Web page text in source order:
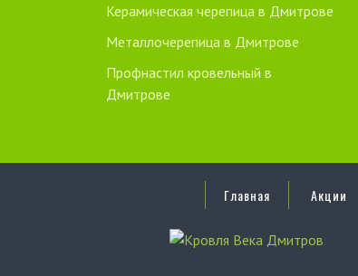
Керамическая черепица в Дмитрове
Металлочерепица в Дмитрове
Профнастил кровельный в
Дмитрове
Главная Акции